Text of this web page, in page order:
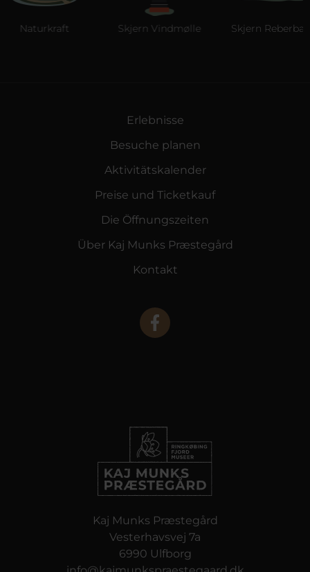
Skjern Vindmølle Skjern Reberbane
Erlebnisse
Besuche planen
Aktivitätskalender
Preise und Ticketkauf
Die Öffnungszeiten
Über Kaj Munks Præstegård
Kontakt
Kaj Munks Præstegård
Vesterhavsvej 7a
6990 Ulfborg